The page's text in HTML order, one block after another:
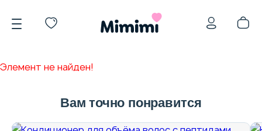
*OVERSTOCK -30%
Элемент не найден!
Вам точно понравится